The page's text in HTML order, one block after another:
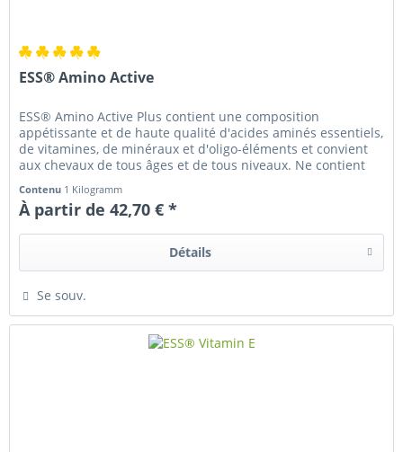
ESS® Amino Active
ESS® Amino Active Plus contient une composition
appétissante et de haute qualité d'acides aminés essentiels,
de vitamines, de minéraux et d'oligo-éléments et convient
aux chevaux de tous âges et de tous niveaux. Ne contient
Contenu 1 Kilogramm
À partir de 42,70 € *
Détails
Se souv.